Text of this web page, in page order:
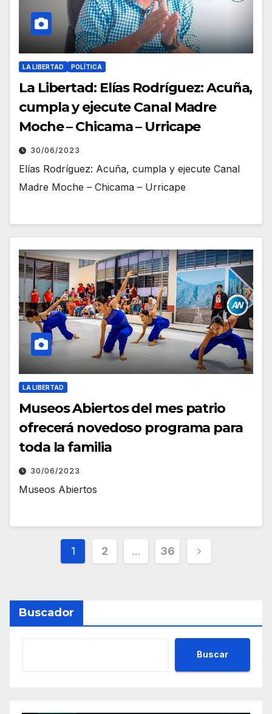
LA LIBERTAD POLÍTICA
La Libertad: Elías Rodríguez: Acuña,
cumpla y ejecute Canal Madre
Moche – Chicama – Urricape
30/06/2023
Elías Rodríguez: Acuña, cumpla y ejecute Canal
Madre Moche – Chicama – Urricape
LA LIBERTAD
Museos Abiertos del mes patrio
ofrecerá novedoso programa para
toda la familia
30/06/2023
Museos Abiertos
Paginación
entradas
1 2 … 36
Buscador
Buscar